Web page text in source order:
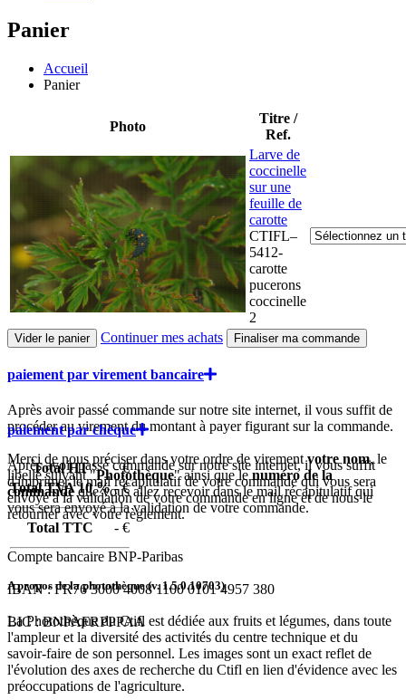
Panier
Accueil
Panier
Photo
Titre /
Ref.
Larve de
coccinelle
sur une
feuille de
carotte
CTIFL–
5412-
carotte
pucerons
coccinelle
2
Continuer mes achats
paiement par virement bancaire
Après avoir passé commande sur notre site internet, il vous suffit de
procéder au virement du montant à payer figurant sur la commande.
Merci de nous préciser dans votre ordre de virementvotre nom, le
libellé suivant "Photothèque" ainsi que lenuméro de la
commandeque vous allez recevoir dans le mail récapitulatif qui
vous sera envoyé à la validation de votre commande.
Compte bancaire BNP-Paribas
IBAN : FR76 3000 4008 1100 0101 4957 380
BIC : BNPAFRPPPAA
paiement par chèque
Après avoir passé commande sur notre site internet, il vous suffit
d'imprimer le mail récapitulatif de votre commande qui vous sera
envoyé à la validation de votre commande en ligne et de nous le
retourner avec votre règlement.
Total HT
- €
Total TVA 10 % - €
Total TTC - €
A propos de la photothèque (v. 1.5.0.10703)
La Photothèque du Ctifl est dédiée aux fruits et légumes, dans toute
l'ampleur et la diversité des activités du centre technique et du
savoir-faire de son personnel. Les images sont un exact reflet de
l'évolution des axes de recherche du Ctifl en lien d'évidence avec les
préoccupations de l'agriculture.